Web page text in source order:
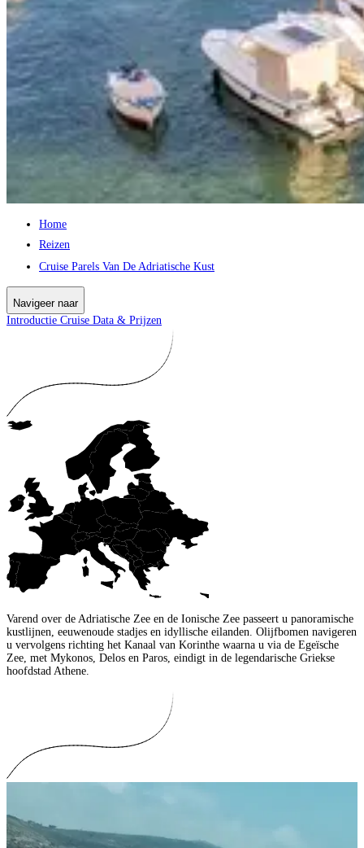
Home
Reizen
Cruise Parels Van De Adriatische Kust
Navigeer naar
Introductie Cruise Data & Prijzen
Varend over de Adriatische Zee en de Ionische Zee passeert u panoramische
kustlijnen, eeuwenoude stadjes en idyllische eilanden. Olijfbomen navigeren
u vervolgens richting het Kanaal van Korinthe waarna u via de Egeïsche
Zee, met Mykonos, Delos en Paros, eindigt in de legendarische Griekse
hoofdstad Athene.